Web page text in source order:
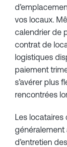
vos locaux.
calendrier de
contrat de
logistiques
paiement
s’avérer plus
rencontrées
Les locataires
généralement
d’entretien